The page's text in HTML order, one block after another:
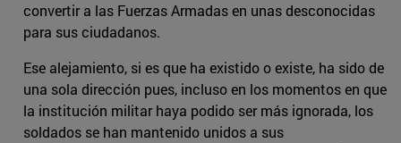
convertir a las Fuerzas Armadas en unas desconocidas
para sus ciudadanos.
Ese alejamiento, si es que ha existido o existe, ha sido de
una sola dirección pues, incluso en los momentos en que
la institución militar haya podido ser más ignorada, los
soldados se han mantenido unidos a sus